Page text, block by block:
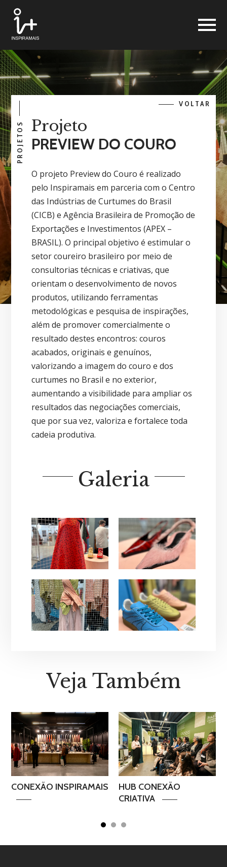
PROJETOS
VOLTAR
Projeto
PREVIEW DO COURO
O projeto Preview do Couro é realizado
pelo Inspiramais em parceria com o Centro
das Indústrias de Curtumes do Brasil
(CICB) e Agência Brasileira de Promoção de
Exportações e Investimentos (APEX –
BRASIL). O principal objetivo é estimular o
setor coureiro brasileiro por meio de
consultorias técnicas e criativas, que
orientam o desenvolvimento de novos
produtos, utilizando ferramentas
metodológicas e pesquisa de inspirações,
além de promover comercialmente o
resultado destes encontros: couros
acabados, originais e genuínos,
valorizando a imagem do couro e dos
curtumes no Brasil e no exterior,
aumentando a visibilidade para ampliar os
resultados das negociações comerciais,
que por sua vez, valoriza e fortalece toda
cadeia produtiva.
Galeria
Veja Também
CONEXÃO INSPIRAMAIS
HUB CONEXÃO
CRIATIVA